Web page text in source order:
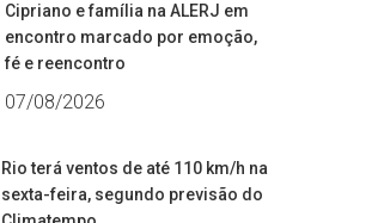
Cipriano e família na ALERJ em
encontro marcado por emoção,
fé e reencontro
07/08/2026
Rio terá ventos de até 110 km/h na
sexta-feira, segundo previsão do